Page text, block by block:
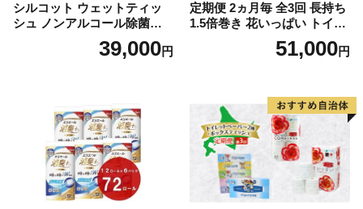
シルコット ウェットティッ
シュ ノンアルコール除菌詰
替（43枚×3P）×24袋 日用品
おもちゃ 拭き取り 手拭き 外
39,000円
定期便 2ヵ月毎 全3回 長持ち
1.5倍巻き 花いっぱい トイレ
ットペーパー ダブル 45ｍ 計
72ロール 全18種 花柄 プリン
ー 消耗品 備蓄 送料無料 北海
道 倶知安町 日用品
51,000円